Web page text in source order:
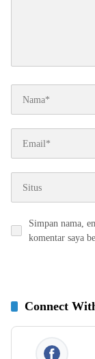
Simpan nama,
komentar saya
Connect